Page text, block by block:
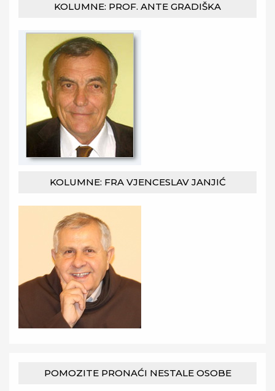
KOLUMNE: PROF. ANTE GRADIŠKA
KOLUMNE: FRA VJENCESLAV JANJIĆ
POMOZITE PRONAĆI NESTALE OSOBE